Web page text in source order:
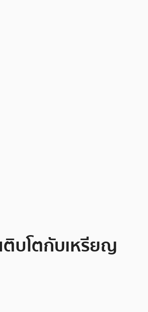
บโตกับเหรียญ